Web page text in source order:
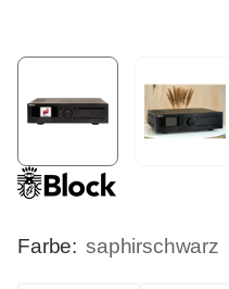
Farbe: saphirschwarz